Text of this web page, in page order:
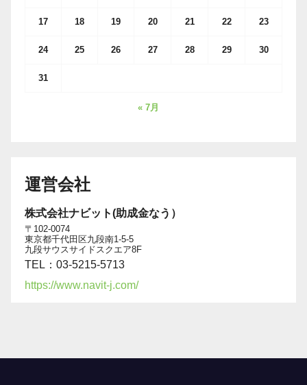
17 18 19 20 21 22 23
24 25 26 27 28 29 30
31
« 7月
運営会社
株式会社ナビット(助成金なう）
〒102-0074
東京都千代田区九段南1-5-5
九段サウスサイドスクエア8F
TEL：03-5215-5713
https://www.navit-j.com/